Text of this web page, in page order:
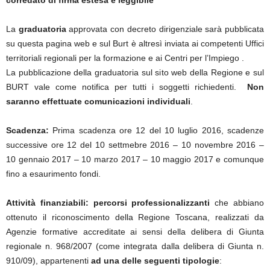
La graduatoriaapprovata con decreto dirigenziale sarà pubblicata
su questa pagina web e sul Burt è altresì inviata ai competenti Uffici
territoriali regionali per la formazione e ai Centri per l’Impiego .
La pubblicazione della graduatoria sul sito web della Regione e sul
BURT vale come notifica per tutti i soggetti richiedenti. Non
saranno effettuate comunicazioni individuali
Scadenza: Prima scadenza ore 12 del 10 luglio 2016, scadenze
successive ore 12 del 10 settmebre 2016 – 10 novembre 2016 –
10 gennaio 2017 – 10 marzo 2017 – 10 maggio 2017 e comunque
fino a esaurimento fondi.
Attività finanziabili: percorsi professionalizzanti che abbiano
ottenuto il riconoscimento della Regione Toscana, realizzati da
Agenzie formative accreditate ai sensi della delibera di Giunta
regionale n. 968/2007 (come integrata dalla delibera di Giunta n.
910/09), appartenenti ad una delle seguenti tipologie: